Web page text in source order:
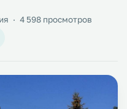
· 4 598 просмотров